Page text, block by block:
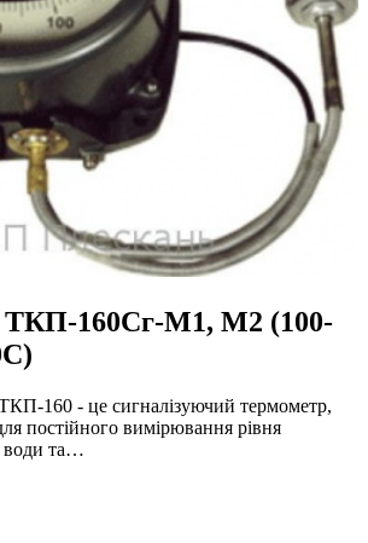
ТКП-160Сг-М1, М2 (100-
160 - це сигналізуючий термометр,
постійного вимірювання рівня
води та…